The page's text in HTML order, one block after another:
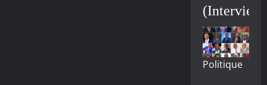
(Interview)
Politique